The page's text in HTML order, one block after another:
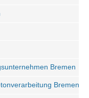
Bremen
Bremen